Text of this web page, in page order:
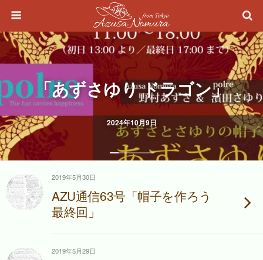
2024年10月9日
「あずさゆり ドラゴン」
2019年5月30日
AZU通信63号「帽子を作ろう
最終回」
2019年5月29日